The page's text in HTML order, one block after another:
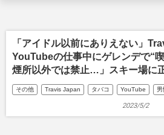
「アイドル以前にありえない」
YouTubeの仕事中にゲレンデで“
煙所以外では禁止…」スキー場に
その他 Travis Japan タバコ YouTube
2023/5/2